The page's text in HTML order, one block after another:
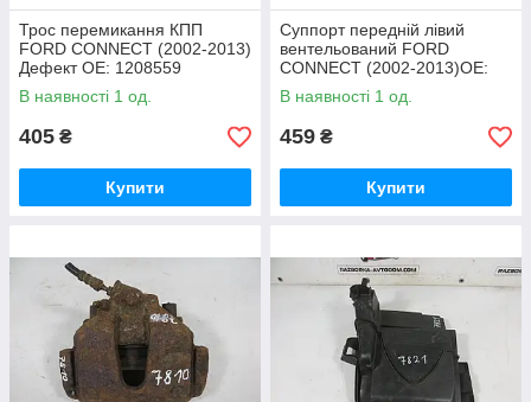
Трос перемикання КПП
FORD CONNECT (2002-2013)
Дефект ОЕ: 1208559
В наявності 1 од.
405 ₴
Купити
Суппорт передній лівий
вентельований FORD
CONNECT (2002-2013)ОЕ:
2T142011CB, 2T142B302AA
В наявності 1 од.
459 ₴
Купити